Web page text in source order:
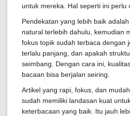
untuk mereka. Hal seperti ini perlu
Pendekatan yang lebih baik
natural terlebih dahulu, kemudian
fokus topik sudah terbaca dengan
terlalu panjang, dan apakah
seimbang. Dengan cara ini,
bacaan bisa berjalan seiring.
Artikel yang rapi, fokus, dan
sudah memiliki landasan kuat
keterbacaan yang baik. Itu jauh